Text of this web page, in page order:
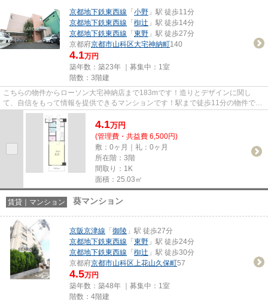
京都地下鉄東西線 「 小野 」駅 徒歩11分
京都地下鉄東西線 「 椥辻 」駅 徒歩14分
京都地下鉄東西線 「 東野 」駅 徒歩27分
京都府京都市山科区大宅神納町140
4.1万円
築年数：築23年 ｜募集中： 1室
階数：3階建
こちらの物件からローソン大宅神納店まで183mです！造りとデザインに関し
て、自信をもって情報を提供できるマンションです！駅まで徒歩11分の物件で
す！「FOUR SEASONS(フォーシーズン...
4.1万円
(管理費・共益費 6,500円)
敷：0ヶ月｜礼：0ヶ月
所在階：3階
間取り：1K
面積：25.03㎡
賃貸｜マンション 葵マンション
京阪京津線 「 御陵 」駅 徒歩27分
京都地下鉄東西線 「 東野 」駅 徒歩24分
京都地下鉄東西線 「 椥辻 」駅 徒歩30分
京都府京都市山科区上花山久保町57
4.5万円
築年数：築48年 ｜募集中： 1室
階数：4階建